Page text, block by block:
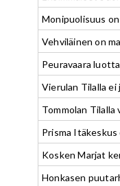
Monipuolisuus
Vehviläinen on
Peuravaara
Vierulan Tilalla ei
Tommolan
Prisma
Kosken Marjat
Honkasen